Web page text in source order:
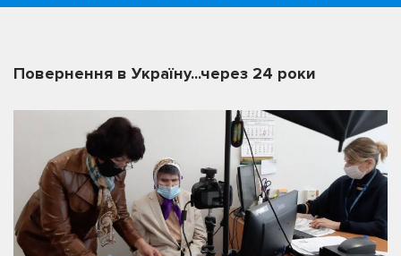
Повернення в Україну...через 24 роки